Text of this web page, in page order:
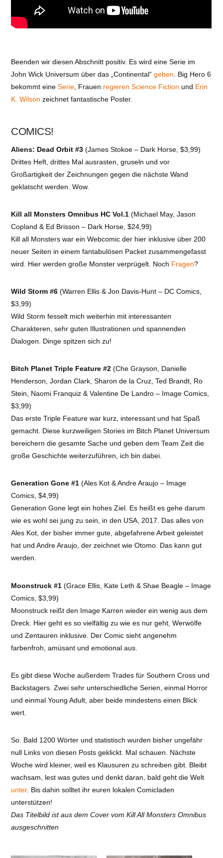
Beenden wir diesen Abschnitt positiv. Es wird eine Serie im
John Wick Universum über das „Continental“geben . Big Hero 6
bekommt eineSerie , Frauen regieren Science Fiction und Erin
K. Wilson zeichnet fantastische Poster.
COMICS!
Aliens: Dead Orbit #3 (James Stokoe – Dark Horse, $3,99)
Drittes Heft, drittes Mal ausrasten, gruseln und vor
Großartigkeit der Zeichnungen gegen die nächste Wand
geklatscht werden. Wow.
Kill all Monsters Omnibus HC Vol.1 (Michael May, Jason
Copland & Ed Brisson – Dark Horse, $24,99)
Kill all Monsters war ein Webcomic der hier inklusive über 200
neuer Seiten in einem fantabulösen Packet zusammengefasst
wird. Hier werden große Monster verprügelt. Noch Fragen?
Wild Storm #6 (Warren Ellis & Jon Davis-Hunt – DC Comics,
$3,99)
Wild Storm fesselt mich weiterhin mit interessanten
Charakteren, sehr guten Illustrationen und spannenden
Dialogen. Dinge spitzen sich zu!
Bitch Planet Triple Feature #2 (Che Grayson, Danielle
Henderson, Jordan Clark, Sharon de la Cruz, Ted Brandt, Ro
Stein, Naomi Franquiz & Valentine De Landro – Image Comics,
$3,99)
Das erste Triple Feature war kurz, interessant und hat Spaß
gemacht. Diese kurzweiligen Stories im Bitch Planet Universum
bereichern die gesamte Sache und geben dem Team Zeit die
große Geschichte weiterzuführen, ich bin dabei.
Generation Gone #1 (Ales Kot & Andre Araujo – Image
Comics, $4,99)
Generation Gone legt ein hohes Ziel. Es heißt es gehe darum
wie es wohl sei jung zu sein, in den USA, 2017. Das alles von
Ales Kot, der bisher immer gute, abgefahrene Arbeit geleistet
hat und Andre Araujo, der zeichnet wie Otomo. Das kann gut
werden.
Moonstruck #1 (Grace Ellis, Kate Leth & Shae Beagle – Image
Comics, $3,99)
Moonstruck reißt den Image Karren wieder ein wenig aus dem
Dreck. Hier geht es so vielfältig zu wie es nur geht, Werwölfe
und Zentauren inklusive. Der Comic sieht angenehm
farbenfroh, amüsant und emotional aus.
Es gibt diese Woche außerdem Trades für Southern Cross und
Backstagers. Zwei sehr unterschiedliche Serien, einmal Horror
und einmal Young Adult, aber beide mindestens einen Blick
wert.
So. Bald 1200 Wörter und statistisch wurden bisher ungefähr
null Links von diesen Posts geklickt. Mal schauen. Nächste
Woche wird kleiner, weil es Klausuren zu schreiben gibt. Bleibt
wachsam, lest was gutes und denkt daran, bald geht die Welt
unter. Bis dahin solltet ihr euren lokalen Comicladen
unterstützen!
Das Titelbild ist aus dem Cover vom Kill All Monsters Omnibus
ausgeschnitten